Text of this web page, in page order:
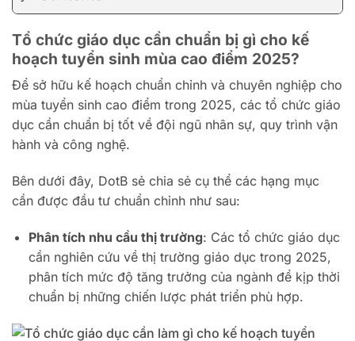
Tổ chức giáo dục cần chuẩn bị gì cho kế
hoạch tuyển sinh mùa cao điểm 2025?
Để sở hữu kế hoạch chuẩn chỉnh và chuyên nghiệp cho
mùa tuyển sinh cao điểm trong 2025, các tổ chức giáo
dục cần chuẩn bị tốt về đội ngũ nhân sự, quy trình vận
hành và công nghệ.
Bên dưới đây, DotB sẻ chia sẻ cụ thể các hạng mục
cần được đầu tư chuẩn chỉnh như sau:
Phân tích nhu cầu thị trường: Các tổ chức giáo dục
cần nghiên cứu về thị trường giáo dục trong 2025,
phân tích mức độ tăng trưởng của ngành để kịp thời
chuẩn bị những chiến lược phát triển phù hợp.